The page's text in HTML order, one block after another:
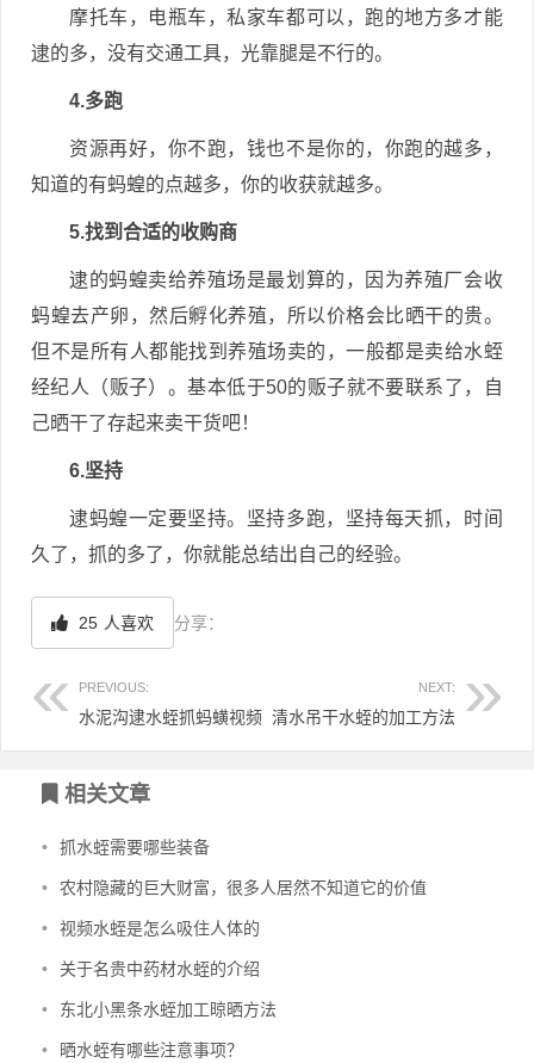
摩托车，电瓶车，私家车都可以，跑的地方多才能
逮的多，没有交通工具，光靠腿是不行的。
4.多跑
资源再好，你不跑，钱也不是你的，你跑的越多，
知道的有蚂蝗的点越多，你的收获就越多。
5.找到合适的收购商
逮的蚂蝗卖给养殖场是最划算的，因为养殖厂会收
蚂蝗去产卵，然后孵化养殖，所以价格会比晒干的贵。
但不是所有人都能找到养殖场卖的，一般都是卖给水蛭
经纪人（贩子）。基本低于50的贩子就不要联系了，自
己晒干了存起来卖干货吧！
6.坚持
逮蚂蝗一定要坚持。坚持多跑，坚持每天抓，时间
久了，抓的多了，你就能总结出自己的经验。
25 人喜欢 分享：
PREVIOUS:
水泥沟逮水蛭抓蚂蟥视频
NEXT:
清水吊干水蛭的加工方法
文章导航
相关文章
• 抓水蛭需要哪些装备
• 农村隐藏的巨大财富，很多人居然不知道它的价值
• 视频水蛭是怎么吸住人体的
• 关于名贵中药材水蛭的介绍
• 东北小黑条水蛭加工晾晒方法
• 晒水蛭有哪些注意事项？